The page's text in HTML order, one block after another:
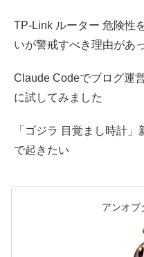
TP-Link ルーター 危険性
いが警戒すべき理由があ
Claude Codeでブログ運
に試してみました
「ゴジラ 目覚まし時計
で起きたい
アンオブ